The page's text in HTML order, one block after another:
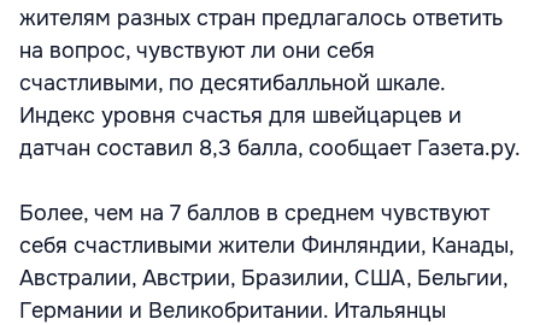
жителям разных стран предлагалось ответить
на вопрос, чувствуют ли они себя
счастливыми, по десятибалльной шкале.
Индекс уровня счастья для швейцарцев и
датчан составил 8,3 балла, сообщает Газета.ру.
Более, чем на 7 баллов в среднем чувствуют
себя счастливыми жители Финляндии, Канады,
Австралии, Австрии, Бразилии, США, Бельгии,
Германии и Великобритании. Итальянцы